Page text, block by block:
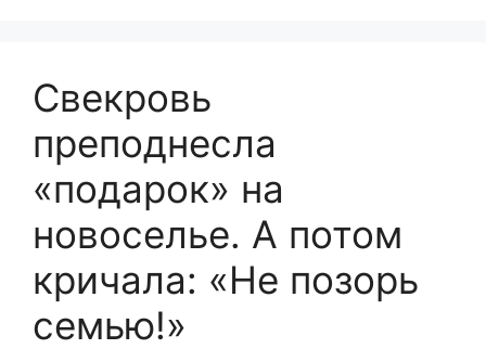
Свекровь
преподнесла
«подарок» на
новоселье. А потом
кричала: «Не позорь
семью!»